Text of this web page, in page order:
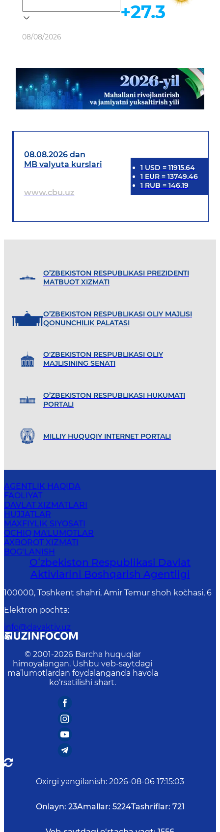
Ob-havo
08/08/2026
+27.3
08.08.2026 dan
MB valyuta kurslari
www.cbu.uz
1 USD = 11915.64
1 EUR= 13749.46
1 RUB = 146.19
O’ZBEKISTON RESPUBLIKASI PREZIDENTI
MATBUOT XIZMATI
O’ZBEKISTON RESPUBLIKASI OLIY MAJLISI
QONUNCHILIK PALATASI
O'ZBEKISTON RESPUBLIKASI OLIY
MAJLISINING SENATI
O’ZBEKISTON RESPUBLIKASI HUKUMATI
PORTALI
MILLIY HUQUQIY INTERNET PORTALI
AGENTLIK HAQIDA
FAOLIYAT
DAVLAT XIZMATLARI
HUJJATLAR
MAXFIYLIK SIYOSATI
OCHIQ MA'LUMOTLAR
AXBOROT XIZMATI
BOG‘LANISH
Oʻzbekiston Respublikasi Davlat
Aktivlarini Boshqarish Agentligi
100000, Toshkent shahri, Amir Temur shoh ko`chasi, 6
Elektron pochta:
info@davaktiv.uz
© 2001-2026 Barcha huquqlar
himoyalangan. Ushbu veb-saytdagi
ma’lumotlardan foydalanganda havola
ko‘rsatilishi shart.
Oxirgi yangilanish: 2026-08-06 17:15:03
Onlayn: 23Amallar: 5224Tashriflar: 721